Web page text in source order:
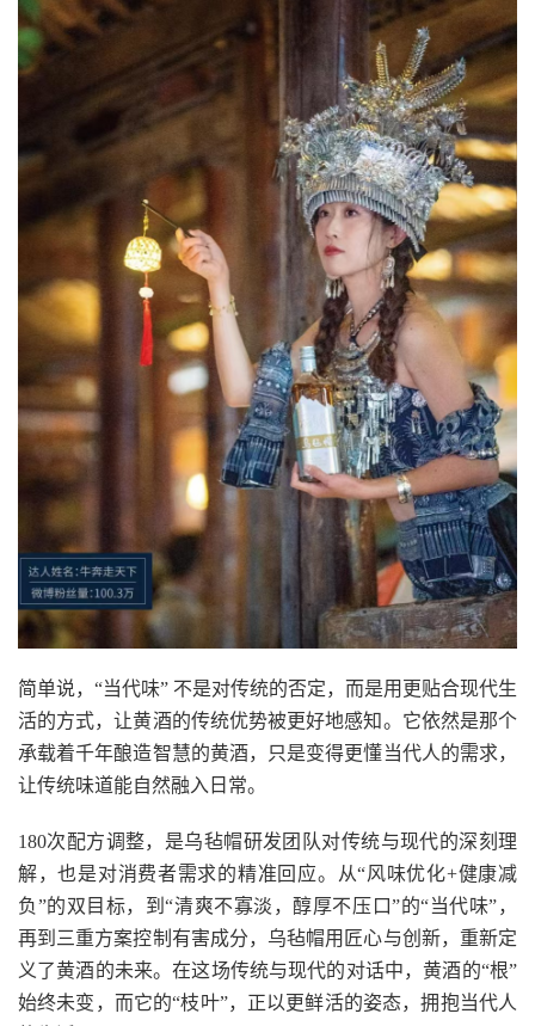
简单说，“当代味” 不是对传统的否定，而是用更贴合现代生
活的方式，让黄酒的传统优势被更好地感知。它依然是那个
承载着千年酿造智慧的黄酒，只是变得更懂当代人的需求，
让传统味道能自然融入日常。
180次配方调整，是乌毡帽研发团队对传统与现代的深刻理
解，也是对消费者需求的精准回应。从“风味优化+健康减
负”的双目标，到“清爽不寡淡，醇厚不压口”的“当代味”，
再到三重方案控制有害成分，乌毡帽用匠心与创新，重新定
义了黄酒的未来。在这场传统与现代的对话中，黄酒的“根”
始终未变，而它的“枝叶”，正以更鲜活的姿态，拥抱当代人